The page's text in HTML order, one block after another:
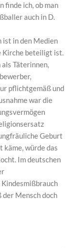
finde ich, ob man
auch in D.
ist in den Medien
Kirche beteiligt ist.
Täterinnen,
pflichtgemäß und
war die
Geburt
käme, würde das
Im deutschen
der Mensch doch